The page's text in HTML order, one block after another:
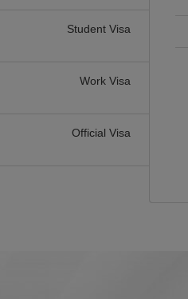
Student Visa
Work Visa
Official Visa